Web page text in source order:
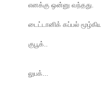
எனக்கு ஒன்னு வந்தது.
டைட்டானிக் கப்பல்
குபூக்..
லுபக்...